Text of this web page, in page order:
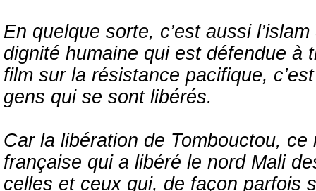
En quelque sorte, c’est aussi
dignité humaine qui est défendue à
film sur la résistance pacifique,
gens qui se sont libérés.
Car la libération de Tombouctou, ce
française qui a libéré le nord Mali
celles et ceux qui, de façon parfois